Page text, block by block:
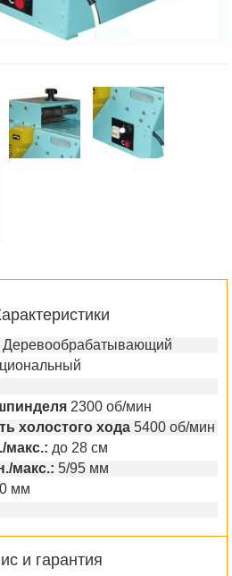
Деревообрабатывающий
2300 об/мин
холостого хода 5400 об/мин
макс.: до 28 см
макс.: 5/95 мм
мм
и гарантия